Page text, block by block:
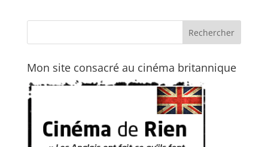
Mon site consacré au cinéma britannique